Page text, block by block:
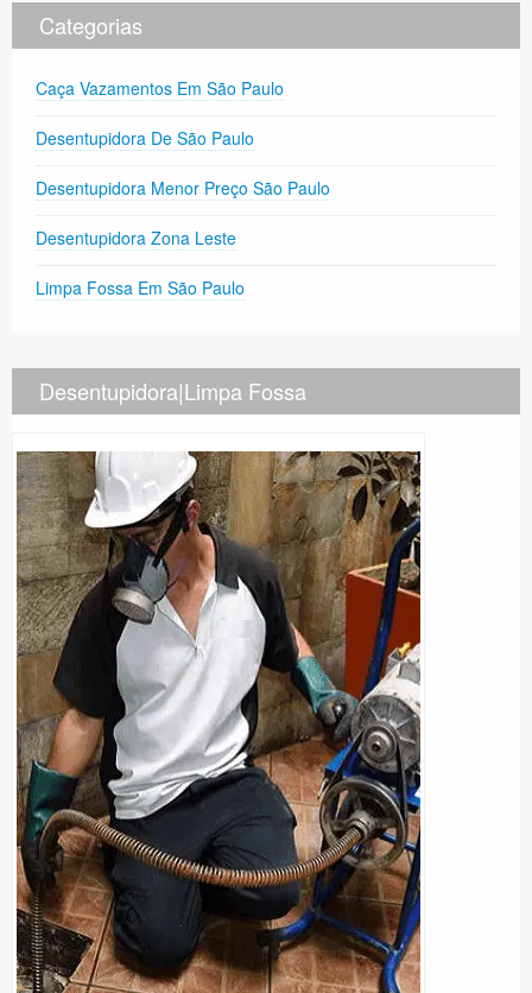
Categorias
Caça Vazamentos Em São Paulo
Desentupidora De São Paulo
Desentupidora Menor Preço São Paulo
Desentupidora Zona Leste
Limpa Fossa Em São Paulo
Desentupidora|Limpa Fossa